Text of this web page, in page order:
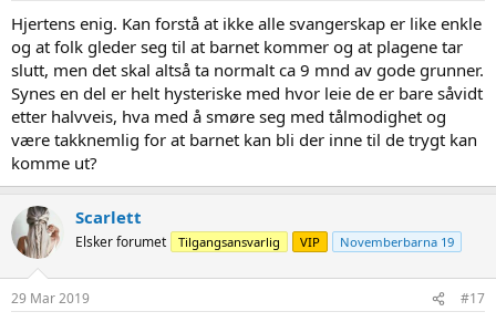
Hjertens enig. Kan forstå at ikke alle svangerskap er like enkle
og at folk gleder seg til at barnet kommer og at plagene tar
slutt, men det skal altså ta normalt ca 9 mnd av gode grunner.
Synes en del er helt hysteriske med hvor leie de er bare såvidt
etter halvveis, hva med å smøre seg med tålmodighet og
være takknemlig for at barnet kan bli der inne til de trygt kan
komme ut?
Scarlett
Elsker forumet Tilgangsansvarlig VIP Novemberbarna 19
29 Mar 2019 #17